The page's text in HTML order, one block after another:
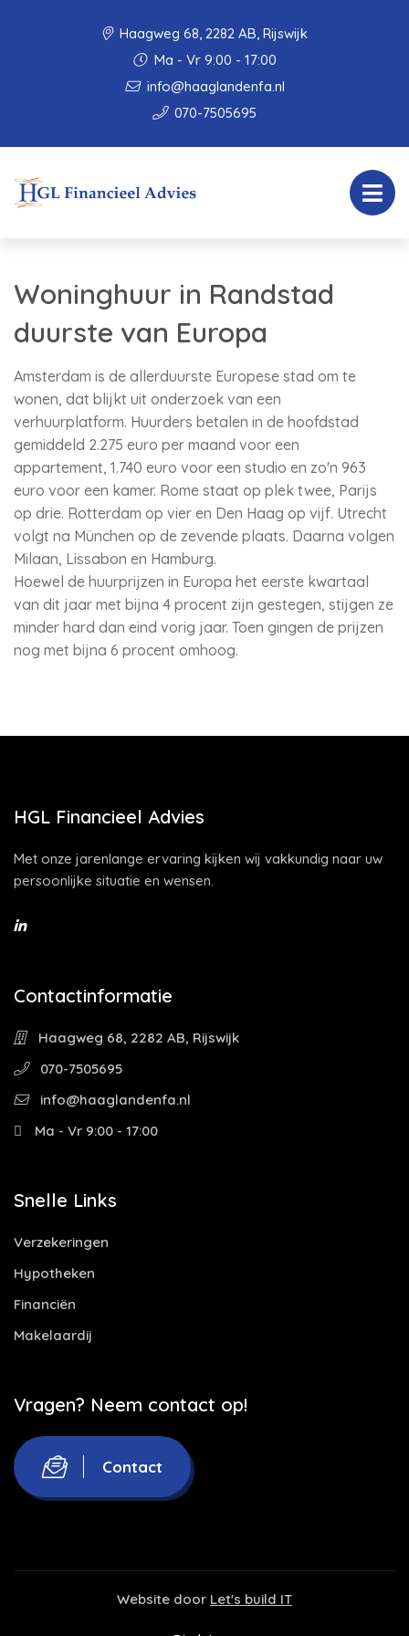
Haagweg 68, 2282 AB, Rijswijk
Ma - Vr 9:00 - 17:00
info@haaglandenfa.nl
070-7505695
Woninghuur in Randstad
duurste van Europa
Amsterdam is de allerduurste Europese stad om te
wonen, dat blijkt uit onderzoek van een
verhuurplatform. Huurders betalen in de hoofdstad
gemiddeld 2.275 euro per maand voor een
appartement, 1.740 euro voor een studio en zo'n 963
euro voor een kamer. Rome staat op plek twee, Parijs
op drie. Rotterdam op vier en Den Haag op vijf. Utrecht
volgt na München op de zevende plaats. Daarna volgen
Milaan, Lissabon en Hamburg.
Hoewel de huurprijzen in Europa het eerste kwartaal
van dit jaar met bijna 4 procent zijn gestegen, stijgen ze
minder hard dan eind vorig jaar. Toen gingen de prijzen
nog met bijna 6 procent omhoog.
HGL Financieel Advies
Met onze jarenlange ervaring kijken wij vakkundig naar uw
persoonlijke situatie en wensen.
Contactinformatie
Haagweg 68, 2282 AB, Rijswijk
070-7505695
info@haaglandenfa.nl
Ma - Vr 9:00 - 17:00
Snelle Links
Verzekeringen
Hypotheken
Financiën
Makelaardij
Vragen? Neem contact op!
Contact
Website door Let's build IT